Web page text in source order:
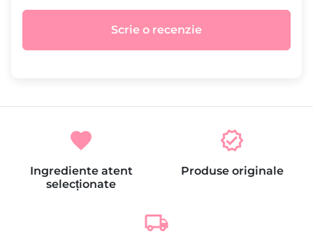
Scrie o recenzie
favorite
Ingrediente atent
selecționate
verified
Produse originale
local_shipping